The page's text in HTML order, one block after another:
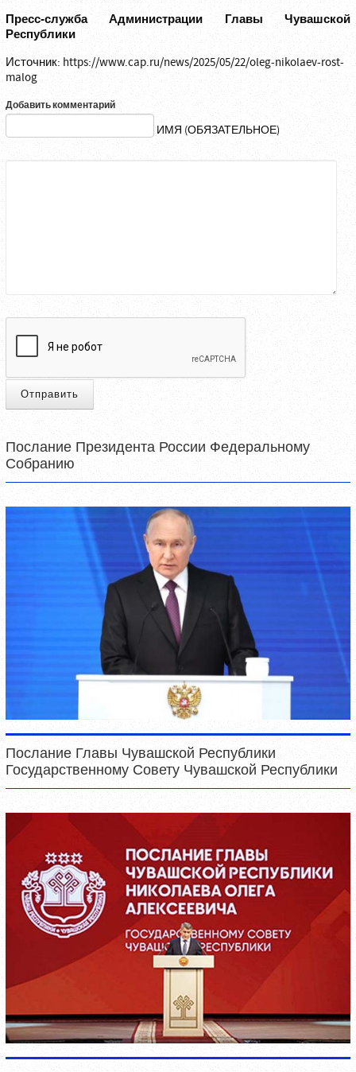
Пресс-служба Администрации Главы Чувашской
Республики
Источник: https://www.cap.ru/news/2025/05/22/oleg-nikolaev-rost-
malog
Добавить комментарий
ИМЯ (ОБЯЗАТЕЛЬНОЕ)
Отправить
Послание Президента России Федеральному
Собранию
Послание Главы Чувашской Республики
Государственному Совету Чувашской Республики